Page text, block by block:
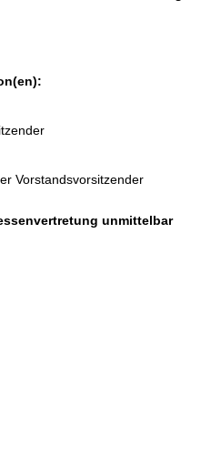
Vorstandsvorsitzender
unmittelbar